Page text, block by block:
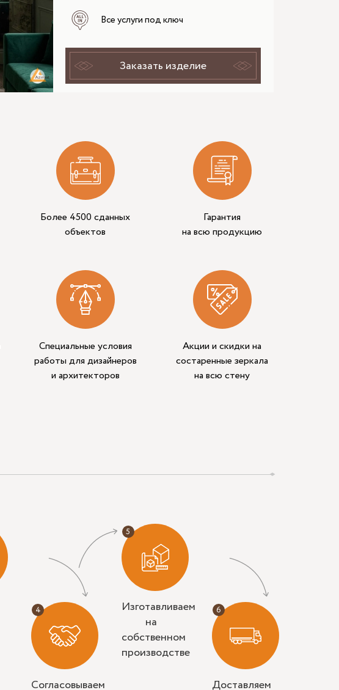
Все услуги под ключ
Заказать изделие
Более 4500 сданных
объектов
Гарантия
на всю продукцию
Специальные условия
работы для дизайнеров
и архитекторов
Акции и скидки на
состаренные зеркала
на всю стену
Согласовываем
Изготавливаем
на
собственном
производстве
Доставляем